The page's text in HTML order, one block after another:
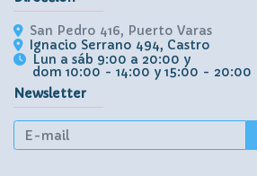
San Pedro 416, Puerto Varas
Ignacio Serrano 494, Castro
Lun a sáb 9:00 a 20:00 y
dom 10:00 - 14:00 y 15:00 - 20:00
Newsletter